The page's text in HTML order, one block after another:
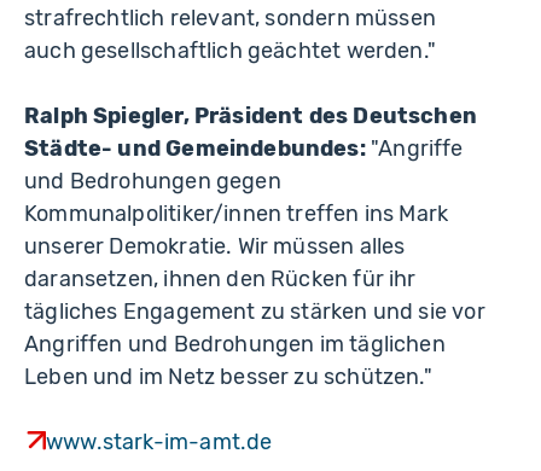
strafrechtlich relevant, sondern müssen
auch gesellschaftlich geächtet werden."
Ralph Spiegler, Präsident des Deutschen
Städte- und Gemeindebundes:"Angriffe
und Bedrohungen gegen
Kommunalpolitiker/innen treffen ins Mark
unserer Demokratie. Wir müssen alles
daransetzen, ihnen den Rücken für ihr
tägliches Engagement zu stärken und sie vor
Angriffen und Bedrohungen im täglichen
Leben und im Netz besser zu schützen."
www.stark-im-amt.de